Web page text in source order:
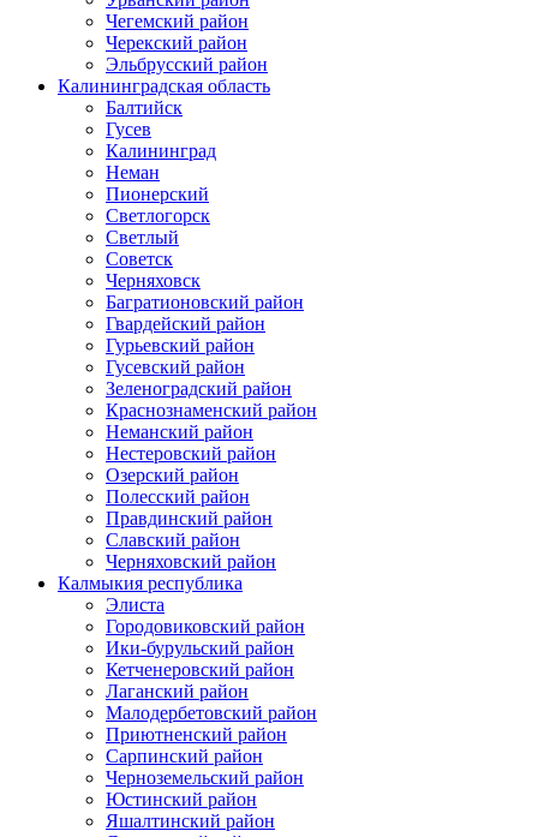
Чегемский район
Черекский район
Эльбрусский район
Калининградская область
Балтийск
Гусев
Калининград
Неман
Пионерский
Светлогорск
Светлый
Советск
Черняховск
Багратионовский район
Гвардейский район
Гурьевский район
Гусевский район
Зеленоградский район
Краснознаменский район
Неманский район
Нестеровский район
Озерский район
Полесский район
Правдинский район
Славский район
Черняховский район
Калмыкия республика
Элиста
Городовиковский район
Ики-бурульский район
Кетченеровский район
Лаганский район
Малодербетовский район
Приютненский район
Сарпинский район
Черноземельский район
Юстинский район
Яшалтинский район